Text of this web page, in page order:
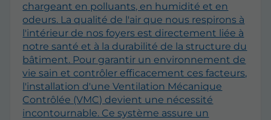
chargeant en polluants, en humidité et en
odeurs. La qualité de l'air que nous respirons à
l'intérieur de nos foyers est directement liée à
notre santé et à la durabilité de la structure du
bâtiment. Pour garantir un environnement de
vie sain et contrôler efficacement ces facteurs,
l'installation d'une Ventilation Mécanique
Contrôlée (VMC) devient une nécessité
incontournable. Ce système assure un